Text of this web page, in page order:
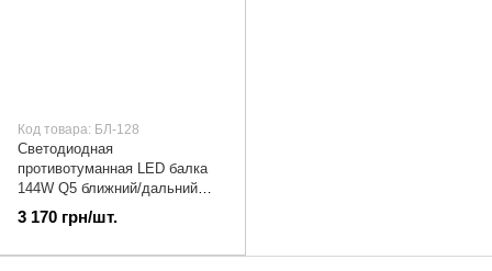
Код товара: БЛ-128
Светодиодная
противотуманная LED балка
144W Q5 ближний/дальний
белый свет | БЛ-128
3 170 грн/шт.